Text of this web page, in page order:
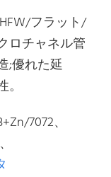
フラット/
ロチャネル管
;優れた延
7072、